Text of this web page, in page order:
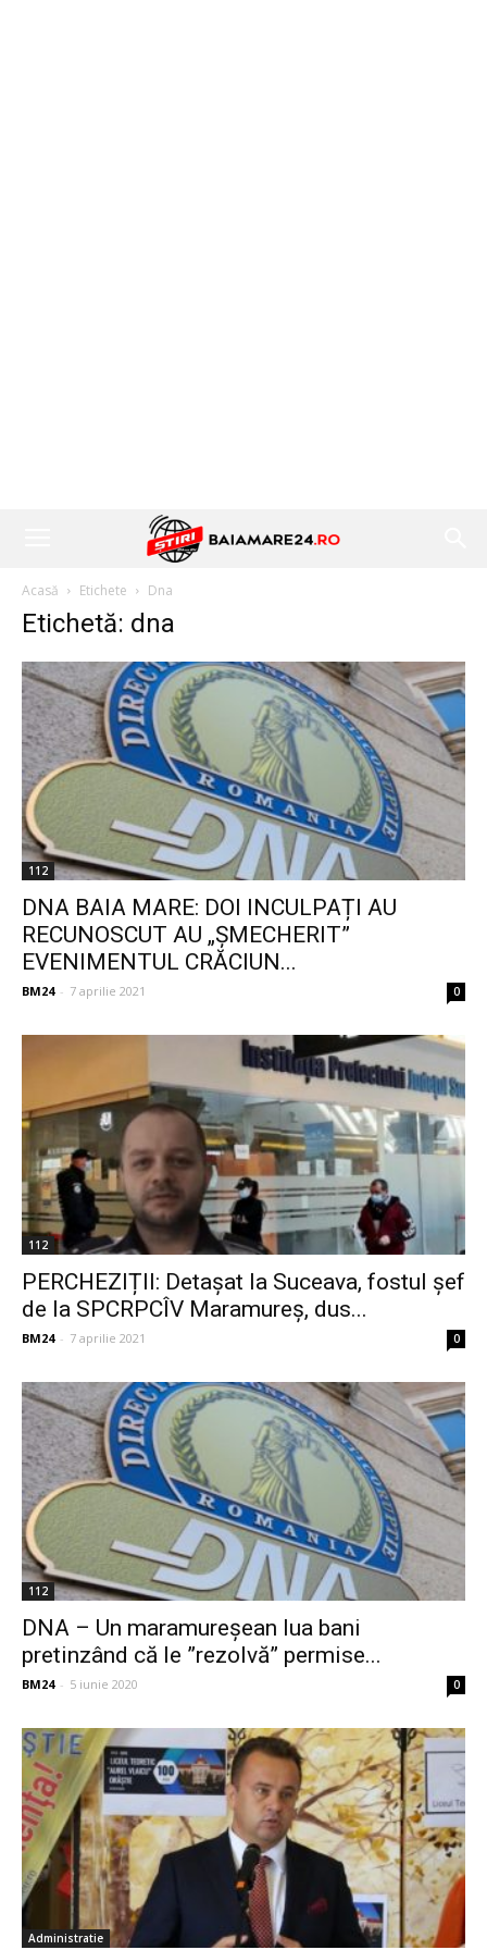
Acasă Etichete Dna
Etichetă: dna
112
DNA BAIA MARE: DOI INCULPAȚI AU
RECUNOSCUT AU „ȘMECHERIT”
EVENIMENTUL CRĂCIUN...
BM24 - 7 aprilie 2021 0
112
PERCHEZIȚII: Detaşat la Suceava, fostul șef
de la SPCRPCÎV Maramureş, dus...
BM24 - 7 aprilie 2021 0
112
DNA – Un maramureșean lua bani
pretinzând că le ”rezolvă” permise...
BM24 - 5 iunie 2020 0
Administratie